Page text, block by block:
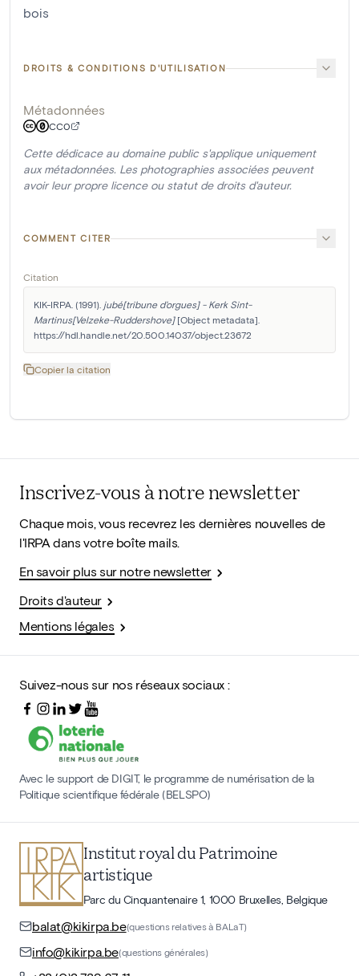
bois
DROITS & CONDITIONS D'UTILISATION
Métadonnées
CC0
Cette dédicace au domaine public s'applique uniquement
aux métadonnées. Les photographies associées peuvent
avoir leur propre licence ou statut de droits d'auteur.
COMMENT CITER
Citation
KIK-IRPA. (1991). jubé[tribune d'orgues] - Kerk Sint-
Martinus[Velzeke-Ruddershove] [Object metadata].
https://hdl.handle.net/20.500.14037/object.23672
Copier la citation
Inscrivez-vous à notre newsletter
Chaque mois, vous recevrez les dernières nouvelles de
l'IRPA dans votre boîte mails.
En savoir plus sur notre newsletter
Droits d'auteur
Mentions légales
Suivez-nous sur nos réseaux sociaux :
Avec le support de DIGIT, le programme de numérisation de la
Politique scientifique fédérale (BELSPO)
Institut royal du Patrimoine
artistique
Parc du Cinquantenaire 1, 1000 Bruxelles, Belgique
balat@kikirpa.be(questions relatives à BALaT)
info@kikirpa.be(questions générales)